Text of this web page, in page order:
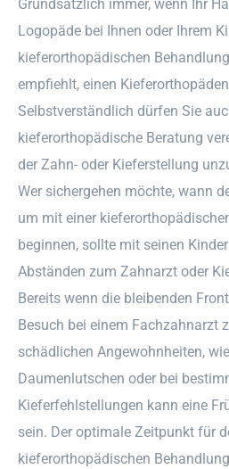
Grundsätzlich immer, wenn Ihr
Logopäde bei Ihnen oder Ihrem
kieferorthopädischen
empfiehlt, einen
Selbstverständlich dürfen Sie
kieferorthopädische Beratung
der Zahn- oder Kieferstellung
Wer sichergehen möchte, wann
um mit einer
beginnen, sollte mit seinen
Abständen zum Zahnarzt oder
Bereits wenn die bleibenden
Besuch bei einem Fachzahnarzt
schädlichen Angewohnheiten,
Daumenlutschen oder bei
Kieferfehlstellungen kann eine
sein. Der optimale Zeitpunkt für
kieferorthopädischen